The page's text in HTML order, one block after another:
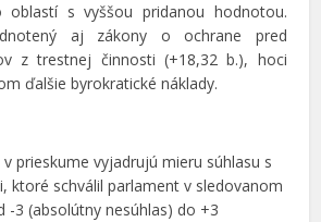
s vyššou pridanou hodnotou.
aj zákony o ochrane pred
z trestnej činnosti (+18,32 b.), hoci
ďalšie byrokratické náklady.
prieskume vyjadrujú mieru súhlasu s
ktoré schválil parlament v sledovanom
-3 (absolútny nesúhlas) do +3